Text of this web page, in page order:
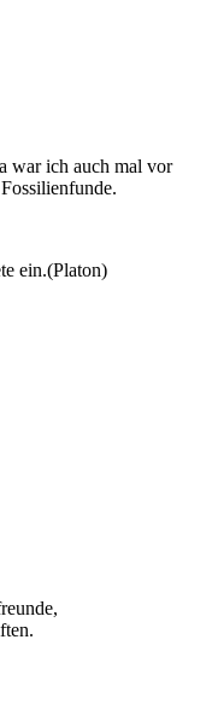
war ich auch mal vor
ein.(Platon)